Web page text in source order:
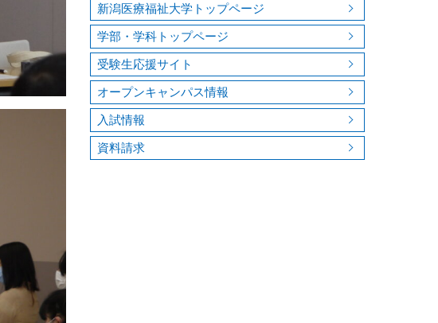
新潟医療福祉大学トップページ
学部・学科トップページ
受験生応援サイト
オープンキャンパス情報
入試情報
資料請求